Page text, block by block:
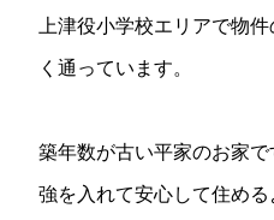
上津役小学校エリアで物
く通っています。
築年数が古い平家のお家
強を入れて安心して住める